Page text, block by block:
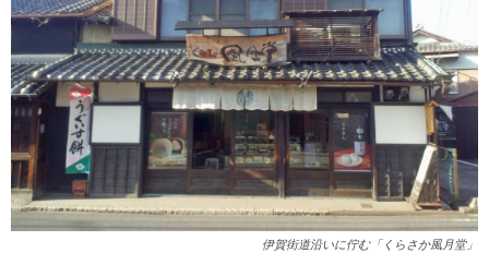
伊賀街道沿いに佇む「くらさか風月堂」